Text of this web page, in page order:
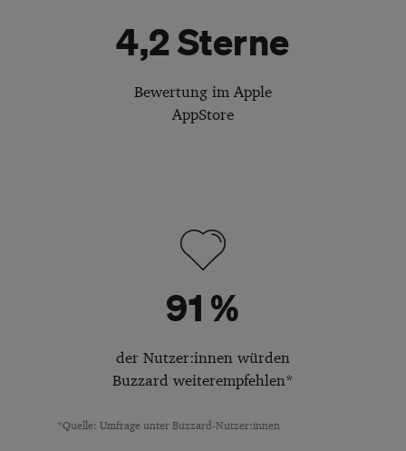
4,2 Sterne
Bewertung im Apple
AppStore
91 %
der Nutzer:innen würden
Buzzard weiterempfehlen*
*Quelle: Umfrage unter Buzzard-Nutzer:innen